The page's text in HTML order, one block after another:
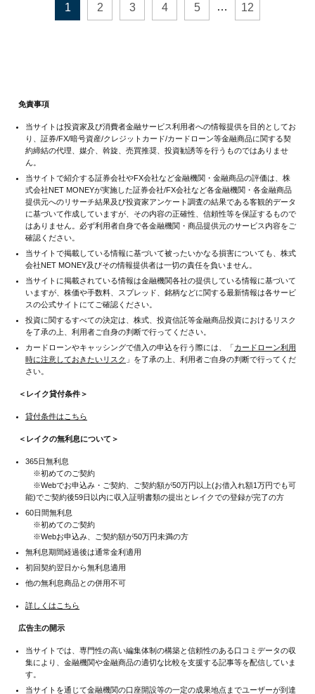
1 2 3 4 5 … 12
免責事項
当サイトは投資家及び消費者金融サービス利用者への情報提供を目的としてお
り、証券/FX/暗号資産/クレジットカード/カードローン等金融商品に関する契
約締結の代理、媒介、斡旋、売買推奨、投資勧誘等を行うものではありませ
ん。
当サイトで紹介する証券会社やFX会社など金融機関・金融商品の評価は、株
式会社NET MONEYが実施した証券会社/FX会社など各金融機関・各金融商品
提供元へのリサーチ結果及び投資家アンケート調査の結果である客観的データ
に基づいて作成していますが、その内容の正確性、信頼性等を保証するもので
はありません。必ず利用者自身で各金融機関・商品提供元のサービス内容をご
確認ください。
当サイトで掲載している情報に基づいて被ったいかなる損害についても、株式
会社NET MONEY及びその情報提供者は一切の責任を負いません。
当サイトに掲載されている情報は金融機関各社の提供している情報に基づいて
いますが、株価や手数料、スプレッド、銘柄などに関する最新情報は各サービ
スの公式サイトにてご確認ください。
投資に関するすべての決定は、株式、投資信託等金融商品投資におけるリスク
を了承の上、利用者ご自身の判断で行ってください。
カードローンやキャッシングで借入の申込を行う際には、「カードローン利用
時に注意しておきたいリスク 」を了承の上、利用者ご自身の判断で行ってくだ
さい。
＜レイク貸付条件＞
貸付条件はこちら
＜レイクの無利息について＞
365日無利息
※初めてのご契約
※Webでお申込み・ご契約、ご契約額が50万円以上(お借入れ額1万円でも可
能)でご契約後59日以内に収入証明書類の提出とレイクでの登録が完了の方
60日間無利息
※初めてのご契約
※Webお申込み、ご契約額が50万円未満の方
無利息期間経過後は通常金利適用
初回契約翌日から無利息適用
他の無利息商品との併用不可
詳しくはこちら
広告主の開示
当サイトでは、専門性の高い編集体制の構築と信頼性のある口コミデータの収
集により、金融機関や金融商品の適切な比較を支援する記事等を配信していま
す。
当サイトを通じて金融機関の口座開設等の一定の成果地点までユーザーが到達